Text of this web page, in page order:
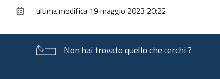
documentoultima modifica 19 maggio 2023 20:22
Non hai trovato quello che cerchi ?